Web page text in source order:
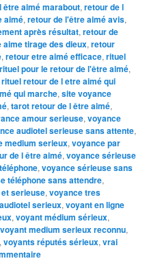
être aimé marabout,retour de l
aimé,retour de l'être aimé avis,
après résultat,retour de
tirage des dieux,retour
,retour etre aimé efficace,rituel
rituel pour le retour de l'être aimé,
rituel retour de l etre aimé qui
qui marche,site voyance
,tarot retour de l être aimé,
amour serieuse,voyance
audiotel serieuse sans attente,
medium serieux,voyance par
de l être aimé,voyance sérieuse
,voyance sérieuse sans
téléphone sans attendre,
serieuse,voyance tres
serieux,voyant en ligne
,voyant médium sérieux,
voyant medium serieux reconnu,
,voyants réputés sérieux,vrai